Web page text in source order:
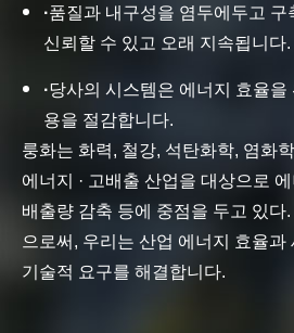
·품질과 내구성을 염두에두고 구
신뢰할 수 있고 오래 지속됩니다.
·당사의 시스템은 에너지 효율을
용을 절감합니다.
룽화는 화력, 철강, 석탄화학, 염화
에너지 · 고배출 산업을 대상으로
배출량 감축 등에 중점을 두고 있다
으로써, 우리는 산업 에너지 효율과
기술적 요구를 해결합니다.